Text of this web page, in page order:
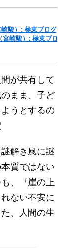
駿）: 極東ブログ
が共有して
まま、子ど
うとするの
解き風に謎
質ではない
、『崖の上
ない不安に
、人間の生